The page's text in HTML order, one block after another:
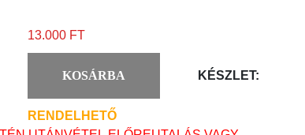
13.000 FT
KOSÁRBA KÉSZLET:
RENDELHETŐ